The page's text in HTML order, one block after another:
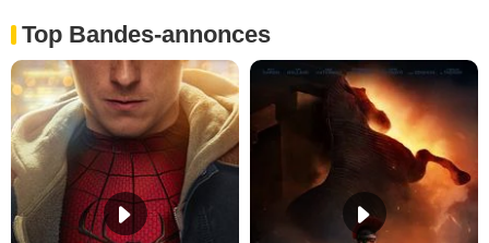
Top Bandes-annonces